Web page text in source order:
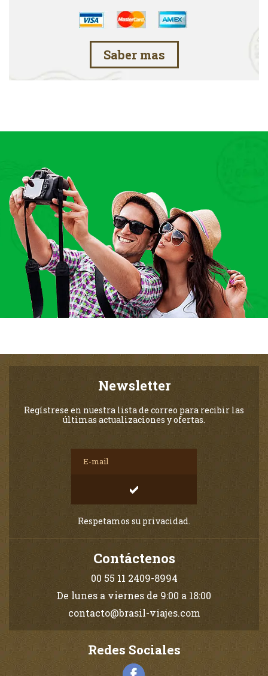
Saber mas
Newsletter
Regístrese en nuestra lista de correo para recibir las
últimas actualizaciones y ofertas.
Respetamos su privacidad.
Contáctenos
00 55 11 2409-8994
De lunes a viernes de 9:00 a 18:00
contacto@brasil-viajes.com
Redes Sociales